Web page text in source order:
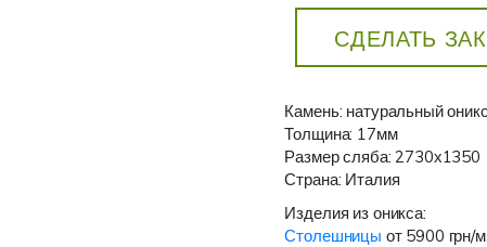
СДЕЛАТЬ
Камень: натуральный оникс
Толщина: 17мм
Размер сляба: 2730х1350
Страна: Италия
Изделия из оникса:
Столешницы от 5900 грн/